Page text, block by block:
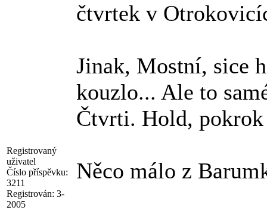
Registrovaný
uživatel
Číslo příspěvku:
3211
Registrován: 3-
2005
čtvrtek v
Jinak, Mostní, sice
kouzlo... Ale to
Čtvrti. Hold, pokrok
Něco málo z